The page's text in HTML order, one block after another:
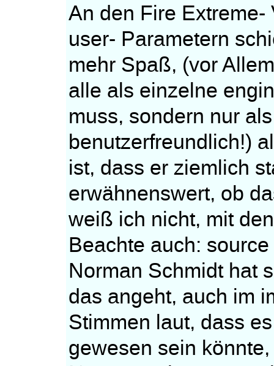
An den Fire
user- Parametern
mehr Spaß, (vor
alle als einzelne
muss, sondern nur
benutzerfreundlich!)
ist, dass er ziemlich
erwähnenswert, ob
weiß ich nicht, mit
Beachte auch:
Norman Schmidt hat
das angeht, auch im
Stimmen laut, dass
gewesen sein